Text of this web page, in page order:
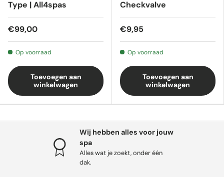
Type | All4spas
€99,00
Op voorraad
Toevoegen aan
winkelwagen
Checkvalve
€9,95
Op voorraad
Toevoegen aan
winkelwagen
Wij hebben alles voor jouw
spa
Alles wat je zoekt, onder één
dak.